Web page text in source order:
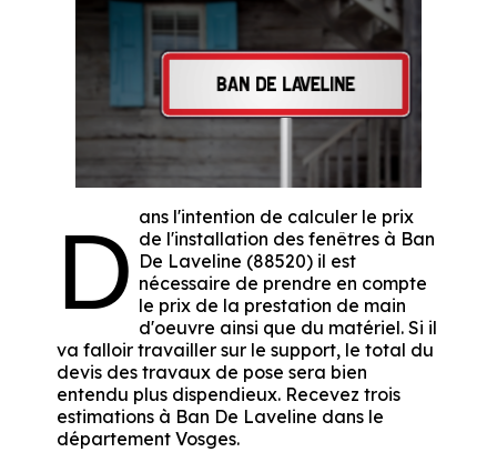
D ans l'intention de calculer le prix
de l'installation des fenêtres à Ban
De Laveline (88520) il est
nécessaire de prendre en compte
le prix de la prestation de main
d'oeuvre ainsi que du matériel. Si il
va falloir travailler sur le support, le total du
devis des travaux de pose sera bien
entendu plus dispendieux. Recevez trois
estimations à Ban De Laveline dans le
département Vosges.